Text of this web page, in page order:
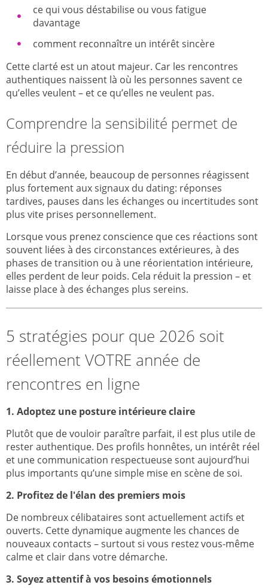
ce qui vous déstabilise ou vous fatigue
davantage
comment reconnaître un intérêt sincère
Cette clarté est un atout majeur. Car les rencontres
authentiques naissent là où les personnes savent ce
qu’elles veulent – et ce qu’elles ne veulent pas.
Comprendre la sensibilité permet de
réduire la pression
En début d’année, beaucoup de personnes réagissent
plus fortement aux signaux du dating: réponses
tardives, pauses dans les échanges ou incertitudes sont
plus vite prises personnellement.
Lorsque vous prenez conscience que ces réactions sont
souvent liées à des circonstances extérieures, à des
phases de transition ou à une réorientation intérieure,
elles perdent de leur poids. Cela réduit la pression – et
laisse place à des échanges plus sereins.
5 stratégies pour que 2026 soit
réellement VOTRE année de
rencontres en ligne
1. Adoptez une posture intérieure claire
Plutôt que de vouloir paraître parfait, il est plus utile de
rester authentique. Des profils honnêtes, un intérêt réel
et une communication respectueuse sont aujourd’hui
plus importants qu’une simple mise en scène de soi.
2. Profitez de l'élan des premiers mois
De nombreux célibataires sont actuellement actifs et
ouverts. Cette dynamique augmente les chances de
nouveaux contacts – surtout si vous restez vous-même
calme et clair dans votre démarche.
3. Soyez attentif à vos besoins émotionnels